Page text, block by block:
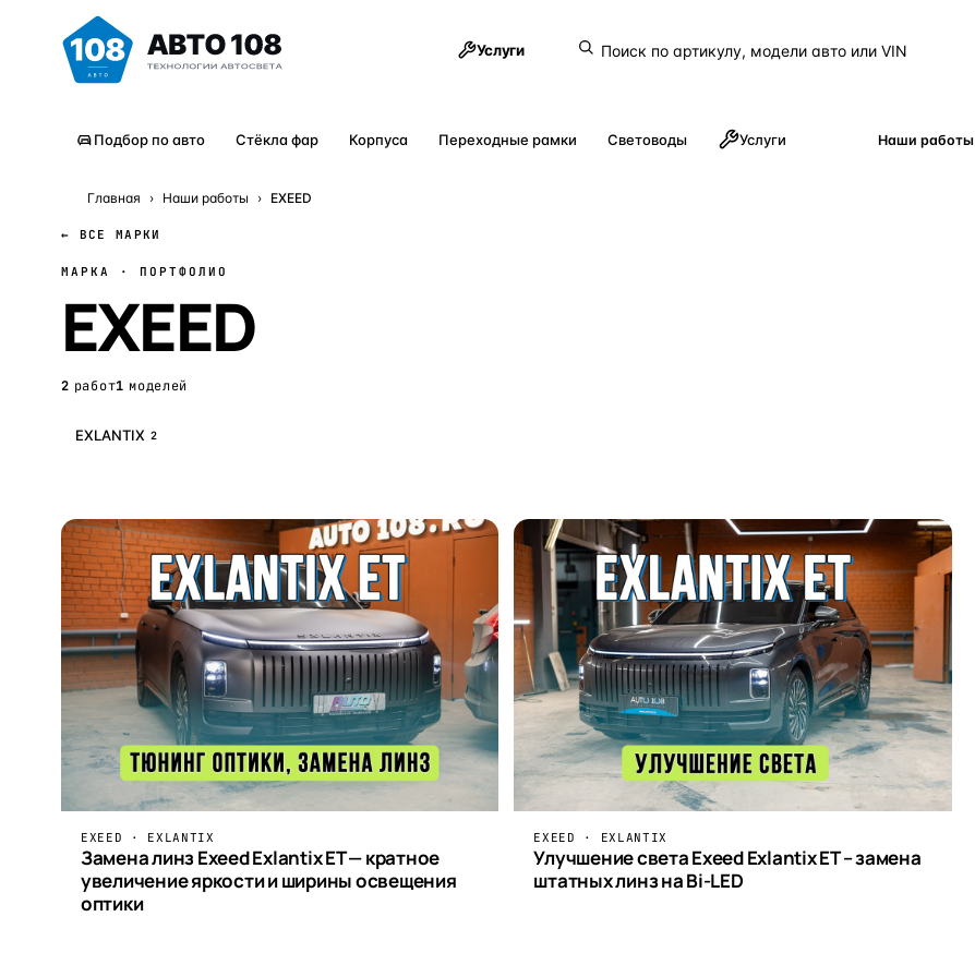
Услуги
Подбор по авто Стёкла фар Корпуса Переходные рамки Световоды Услуги Наши работы
Главная › Наши работы › EXEED
← ВСЕ МАРКИ
МАРКА · ПОРТФОЛИО
EXEED
2 работ1 моделей
EXLANTIX 2
EXEED · EXLANTIX
Замена линз Exeed Exlantix ET — кратное
увеличение яркости и ширины освещения
оптики
EXEED · EXLANTIX
Улучшение света Exeed Exlantix ET – замена
штатных линз на Bi-LED